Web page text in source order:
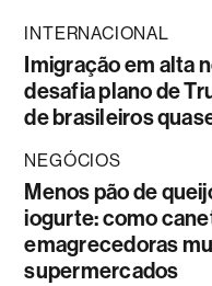
INTERNACIONAL
Imigração em alta
desafia plano de
de brasileiros
NEGÓCIOS
Menos pão de
iogurte: como
emagrecedoras
supermercados